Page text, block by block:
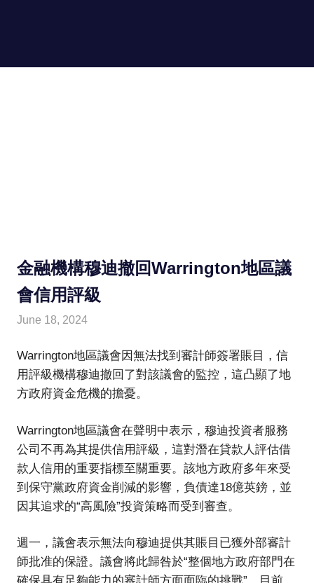
金融機構穆迪撤回Warrington地區議
會信用評級
June 18, 2024
Warrington地區議會因無法找到審計師簽署賬目，信
用評級機構穆迪撤回了對該議會的監控，這凸顯了地
方政府資金危機的擔憂。
Warrington地區議會在聲明中表示，穆迪投資者服務
公司不再為其提供信用評級，這對潛在貸款人評估借
款人信用的重要指標至關重要。該地方政府多年來受
到保守黨政府資金削減的影響，負債達18億英鎊，並
因其追求的“高風險”投資策略而受到審查。
週一，議會表示無法向穆迪提供其賬目已獲外部審計
師批准的保證。議會將此歸咎於“整個地方政府部門在